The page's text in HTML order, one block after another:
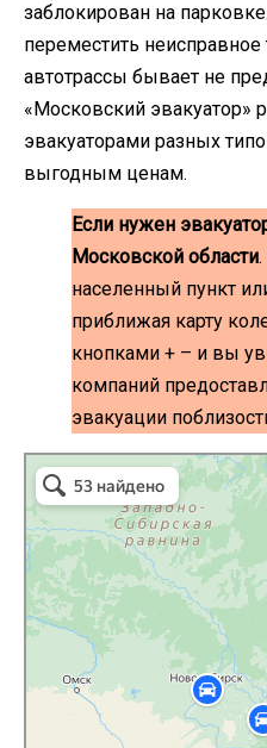
заблокирован на
переместить неисправное
автотрассы бывает не
«Московский эвакуатор»
эвакуаторами разных
выгодным ценам.
Если нужен
Московской области
населенный пункт
приближая карту
кнопками + – и вы
компаний
эвакуации
Волоколамск